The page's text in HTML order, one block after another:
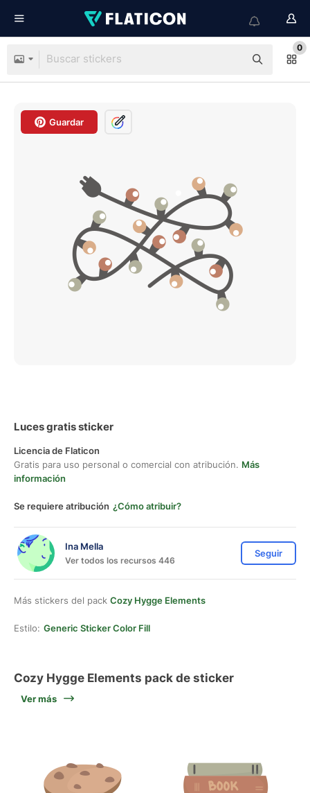
0
Guardar
Luces gratis sticker
Licencia de Flaticon
Gratis para uso personal o comercial con atribución. Más
información
Se requiere atribución ¿Cómo atribuir?
Ina Mella
Ver todos los recursos 446
Seguir
Más stickers del pack Cozy Hygge Elements
Estilo: Generic Sticker Color Fill
Cozy Hygge Elements pack de sticker
Ver más